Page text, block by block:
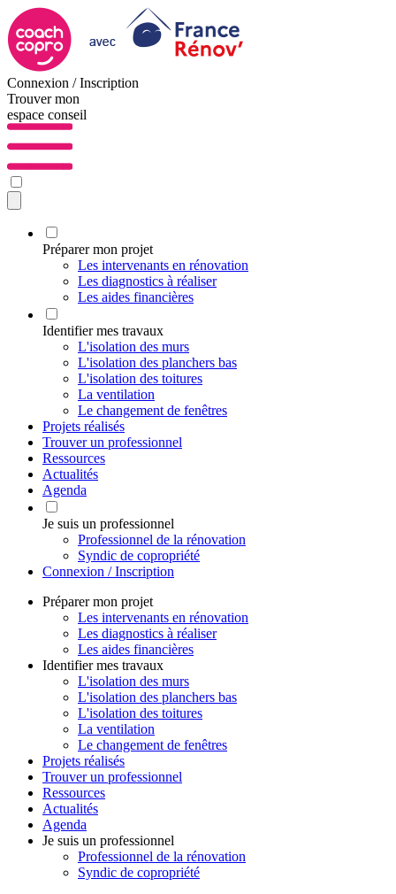
Connexion / Inscription
Trouver mon
espace conseil
Préparer mon projet
Les intervenants en rénovation
Les diagnostics à réaliser
Les aides financières
Identifier mes travaux
L'isolation des murs
L'isolation des planchers bas
L'isolation des toitures
La ventilation
Le changement de fenêtres
Projets réalisés
Trouver un professionnel
Ressources
Actualités
Agenda
Je suis un professionnel
Professionnel de la rénovation
Syndic de copropriété
Connexion / Inscription
Préparer mon projet
Les intervenants en rénovation
Les diagnostics à réaliser
Les aides financières
Identifier mes travaux
L'isolation des murs
L'isolation des planchers bas
L'isolation des toitures
La ventilation
Le changement de fenêtres
Projets réalisés
Trouver un professionnel
Ressources
Actualités
Agenda
Je suis un professionnel
Professionnel de la rénovation
Syndic de copropriété